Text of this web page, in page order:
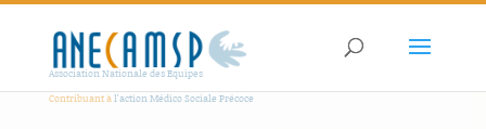
Association Nationale des Equipes
Contribuant àl'action Médico Sociale Précoce